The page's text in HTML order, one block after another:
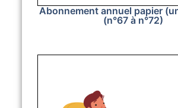
Abonnement annuel papier
(n°67 à n°72)